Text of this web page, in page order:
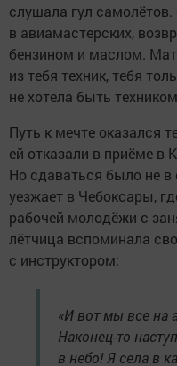
слушала гул
в авиамастерских,
бензином и маслом.
из тебя техник, тебя
не хотела быть
Путь к мечте оказался
ей отказали в приёме в
Но сдаваться было не в
уезжает в Чебоксары,
рабочей молодёжи с
лётчица вспоминала
с инструктором:
«И вот мы все на
Наконец-то
в небо! Я села в